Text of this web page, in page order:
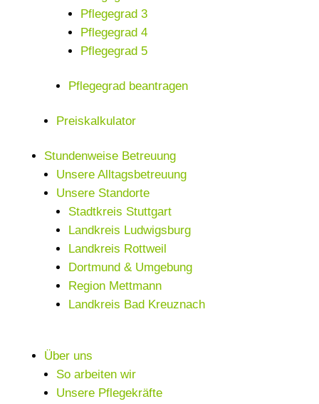
Pflegegrad 3
Pflegegrad 4
Pflegegrad 5
Pflegegrad beantragen
Preiskalkulator
Stundenweise Betreuung
Unsere Alltagsbetreuung
Unsere Standorte
Stadtkreis Stuttgart
Landkreis Ludwigsburg
Landkreis Rottweil
Dortmund & Umgebung
Region Mettmann
Landkreis Bad Kreuznach
Über uns
So arbeiten wir
Unsere Pflegekräfte